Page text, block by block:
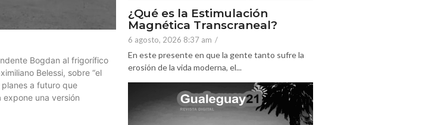
Bogdan al frigorífico
Belessi, sobre “el
planes a futuro que
una versión
¿Qué es la Estimulación
Magnética Transcraneal?
6 agosto, 2026 8:37 am /
En este presente en que la gente tanto sufre la
erosión de la vida moderna, el...